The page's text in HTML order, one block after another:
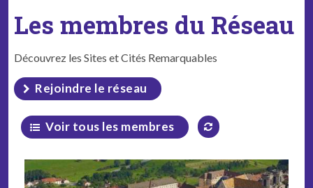
Les membres du Réseau
Découvrez les Sites et Cités Remarquables
Rejoindre le réseau
Voir tous les membres